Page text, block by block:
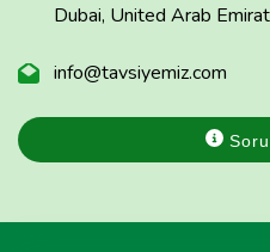
Dubai, United Arab
info@tavsiyemiz.com